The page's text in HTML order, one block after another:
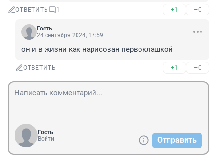
ОТВЕТИТЬ 1 +1 –0
Гость
24 сентября 2024, 17:59
он и в жизни как нарисован первоклашкой
ОТВЕТИТЬ +1 –0
Гость
Войти
Отправить